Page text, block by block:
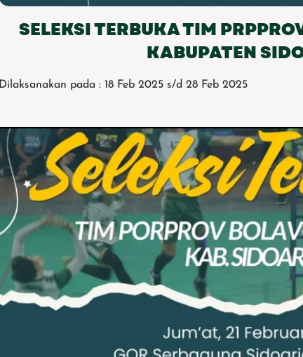
SELEKSI TERBUKA TIM
KABUPATEN
Dilaksanakan pada : 18 Feb 2025 s/d 28 Feb 2025